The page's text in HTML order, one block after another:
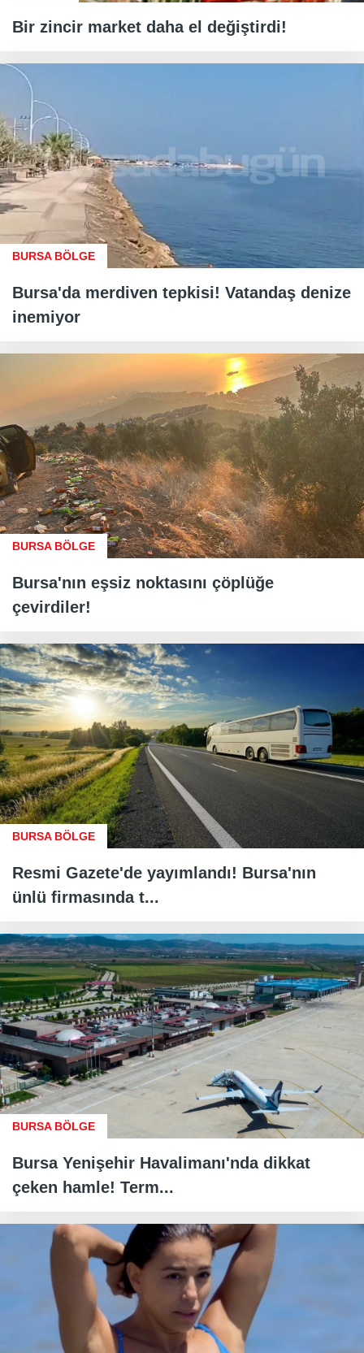
Bir zincir market daha el değiştirdi!
BURSA BÖLGE
Bursa'da merdiven tepkisi! Vatandaş denize
inemiyor
BURSA BÖLGE
Bursa'nın eşsiz noktasını çöplüğe
çevirdiler!
BURSA BÖLGE
Resmi Gazete'de yayımlandı! Bursa'nın
ünlü firmasında t...
BURSA BÖLGE
Bursa Yenişehir Havalimanı'nda dikkat
çeken hamle! Term...